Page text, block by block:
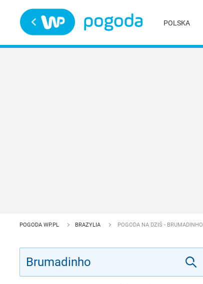
POLSKA
POGODA WP.PL BRAZYLIA POGODA NA DZIŚ - BRUMADINHO